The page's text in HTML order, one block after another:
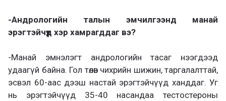
-Андрологийн талын эмчилгээнд манай
эрэгтэйчүүд хэр хамрагддаг вэ?
-Манай эмнэлэгт андрологийн тасаг нээгдээд
удаагүй байна. Гол төлөв чихрийн шижин, таргалалттай,
эсвэл 60-аас дээш настай эрэгтэйчүүд ханддаг. Уг
нь эрэгтэйчүүд 35-40 насандаа тестостероны